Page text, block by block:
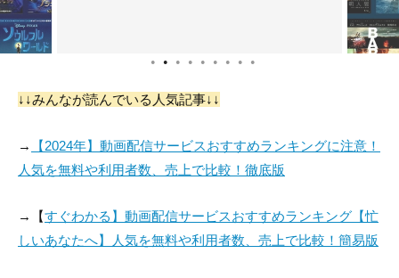
● ● ● ● ● ● ● ● ●
↓↓みんなが読んでいる人気記事↓↓
→
【2024年】動画配信サービスおすすめランキングに注意！
人気を無料や利用者数、売上で比較！徹底版
→【すぐわかる】動画配信サービスおすすめランキング【忙
しいあなたへ】人気を無料や利用者数、売上で比較！簡易版